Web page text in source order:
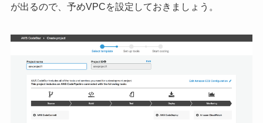
が出るので、予めVPCを設定しておきましょう。